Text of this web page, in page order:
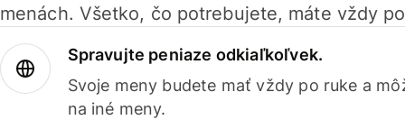
menách. Všetko, čo potrebujete, máte vždy
Spravujte peniaze odkiaľkoľvek.
Svoje meny budete mať vždy po ruke a
na iné meny.